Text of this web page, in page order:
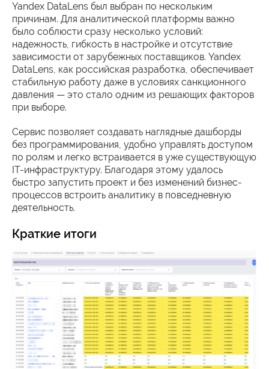
Yandex DataLens был выбран по нескольким
причинам. Для аналитической платформы важно
было соблюсти сразу несколько условий:
надежность, гибкость в настройке и отсутствие
зависимости от зарубежных поставщиков. Yandex
DataLens, как российская разработка, обеспечивает
стабильную работу даже в условиях санкционного
давления — это стало одним из решающих факторов
при выборе.
Сервис позволяет создавать наглядные дашборды
без программирования, удобно управлять доступом
по ролям и легко встраивается в уже существующую
IT-инфраструктуру. Благодаря этому удалось
быстро запустить проект и без изменений бизнес-
процессов встроить аналитику в повседневную
деятельность.
Краткие итоги